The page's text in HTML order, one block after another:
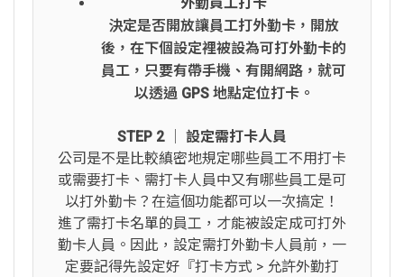
決定是否開放讓員工打外勤卡，開放
後，在下個設定裡被設為可打外勤卡的
員工，只要有帶手機、有開網路，就可
以透過 GPS 地點定位打卡。
STEP 2 │ 設定需打卡人員
公司是不是比較縝密地規定哪些員工不用打卡
或需要打卡、需打卡人員中又有哪些員工是可
以打外勤卡？在這個功能都可以一次搞定！
進了需打卡名單的員工，才能被設定成可打外
勤卡人員。因此，設定需打外勤卡人員前，一
定要記得先設定好『打卡方式 > 允許外勤打